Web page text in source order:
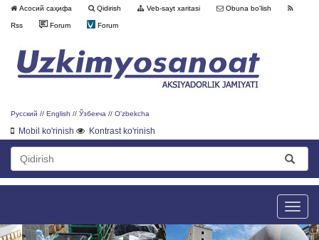
Асосий саҳифа Qidirish Veb-sayt xaritasi Obuna bo'lish
Rss Forum Forum
Русский // English // Ўзбекча // O'zbekcha
Mobil ko'rinish Kontrast ko'rinish
Toggle